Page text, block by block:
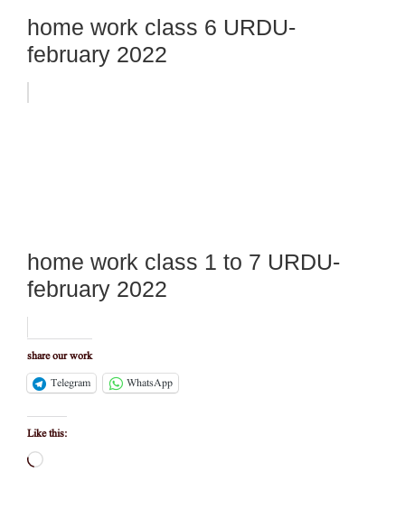
home work class 6 URDU-
february 2022
home work class 1 to 7 URDU-
february 2022
share our work
Telegram
WhatsApp
Like this:
Loading…